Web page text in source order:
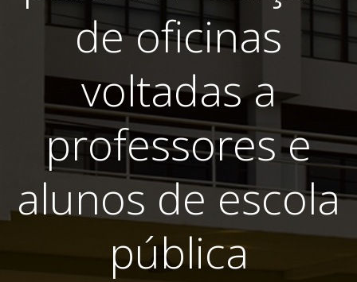
de oficinas
voltadas a
professores e
alunos de escola
pública